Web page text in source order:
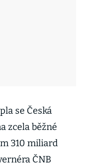
se Česká
zcela běžné
310 miliard
ČNB